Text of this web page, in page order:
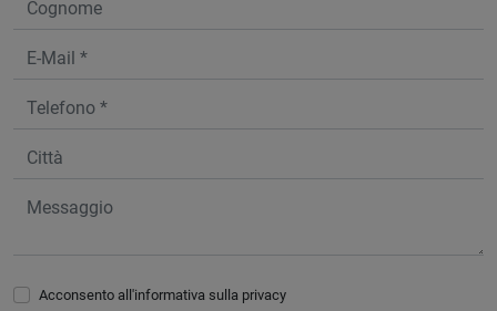
Acconsento all'informativa sulla privacy